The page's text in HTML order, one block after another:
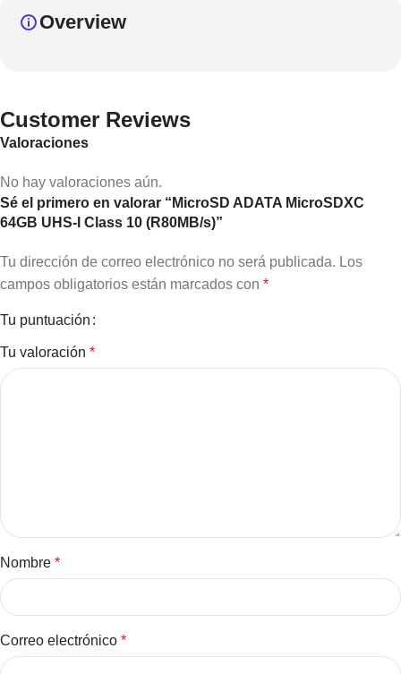
Overview
Customer Reviews
Valoraciones
No hay valoraciones aún.
Sé el primero en valorar “MicroSD ADATA MicroSDXC
64GB UHS-I Class 10 (R80MB/s)”
Tu dirección de correo electrónico no será publicada. Los
campos obligatorios están marcados con *
Tu puntuación
Tu valoración *
Nombre *
Correo electrónico *